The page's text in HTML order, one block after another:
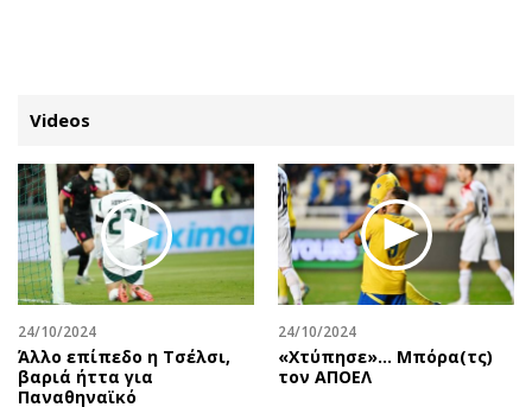
ΚΑΤΗΓΟΡΙΕΣ ΣΥΝΔΕΣΗ
Κύπρος
Παιδεία
Υγεία
Πολιτική
Βουλευτικές 2026
Απόψεις
Αρθρογραφία
The Hill
Υγεία
Αγγελίες
Videos
24/10/2024
Άλλο επίπεδο η Τσέλσι,
βαριά ήττα για
Παναθηναϊκό
24/10/2024
«Χτύπησε»… Μπόρα(τς)
τον ΑΠΟΕΛ